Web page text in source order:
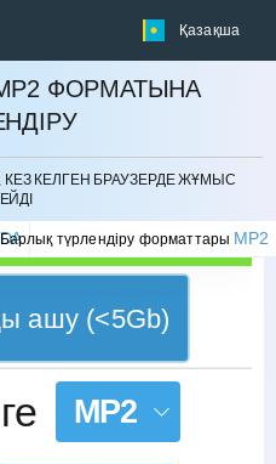
Қазақша
ФОРМАТЫНА
КЕЗ КЕЛГЕН БРАУЗЕРДЕ ЖҰМЫС
Барлық түрлендіру форматтары MP2
ашу (<5Gb)
ге MP2